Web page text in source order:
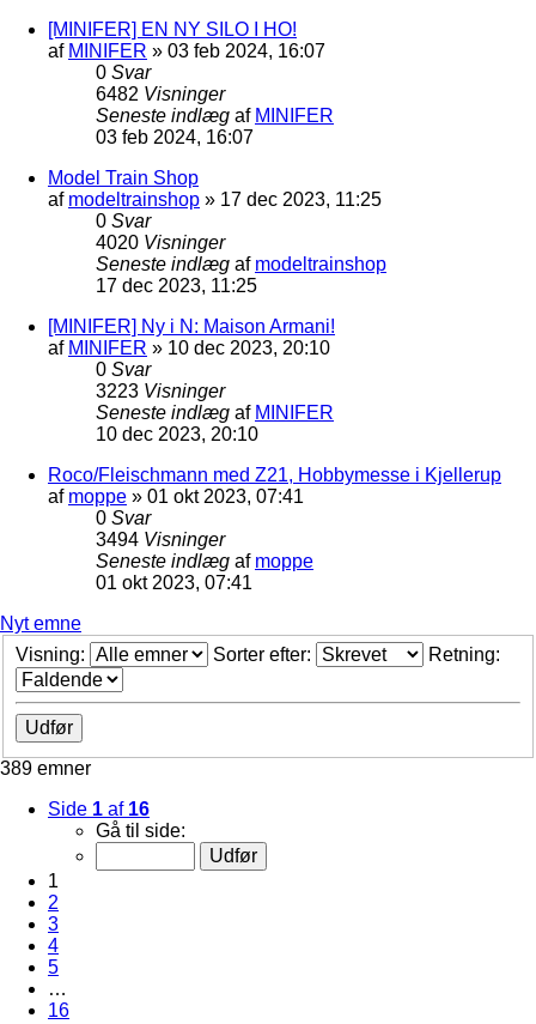
[MINIFER] EN NY SILO I HO!
af MINIFER » 03 feb 2024, 16:07
0 Svar
6482 Visninger
Seneste indlæg af MINIFER
03 feb 2024, 16:07
Model Train Shop
af modeltrainshop » 17 dec 2023, 11:25
0 Svar
4020 Visninger
Seneste indlæg af modeltrainshop
17 dec 2023, 11:25
[MINIFER] Ny i N: Maison Armani!
af MINIFER » 10 dec 2023, 20:10
0 Svar
3223 Visninger
Seneste indlæg af MINIFER
10 dec 2023, 20:10
Roco/Fleischmann med Z21, Hobbymesse i Kjellerup
af moppe » 01 okt 2023, 07:41
0 Svar
3494 Visninger
Seneste indlæg af moppe
01 okt 2023, 07:41
Nyt emne
Visning:
Sorter efter: Retning:
389 emner
Side 1 af 16
Gå til side:
1
2
3
4
5
…
16